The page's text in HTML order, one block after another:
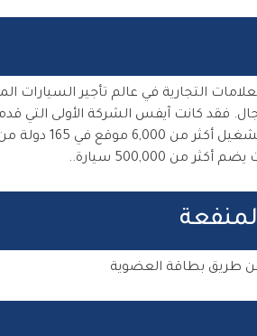
التجارية في عالم تأجير السيارات
فقد كانت آيفس الشركة الأولى التي
السيارات من المطارات
من 500,000 سيارة..
طريق بطاقة العضوية